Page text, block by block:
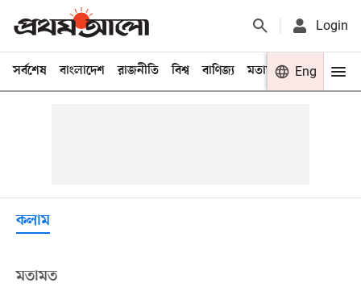
Login
সর্বশেষ বাংলাদেশ রাজনীতি বিশ্ব বাণিজ্য মতামত খেলা
Eng
কলাম
মতামত